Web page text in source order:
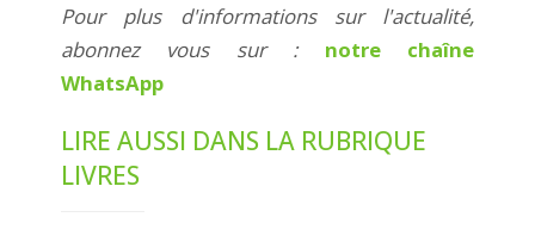
Pour plus d'informations sur l'actualité,
abonnez vous sur : notre chaîne
WhatsApp
LIRE AUSSI DANS LA RUBRIQUE
LIVRES